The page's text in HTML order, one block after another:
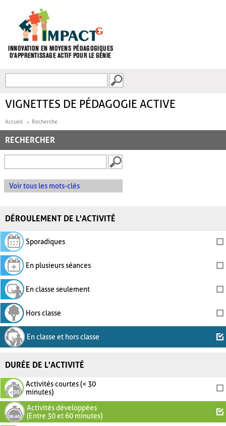
FORMULAIRE DE
VIGNETTES DE PÉDAGOGIE ACTIVE
Accueil Recherche
RECHERCHER
Voir tous les mots-clés
DÉROULEMENT DE L'ACTIVITÉ
Sporadiques
En plusieurs séances
En classe seulement
Hors classe
En classe et hors classe
DURÉE DE L'ACTIVITÉ
Activités courtes (< 30
minutes)
Activités développées
(Entre 30 et 60 minutes)